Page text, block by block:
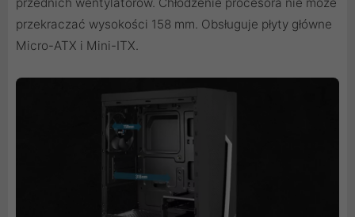
przekraczać wysokości 158 mm. Obsługuje płyty główne
Micro-ATX i Mini-ITX.